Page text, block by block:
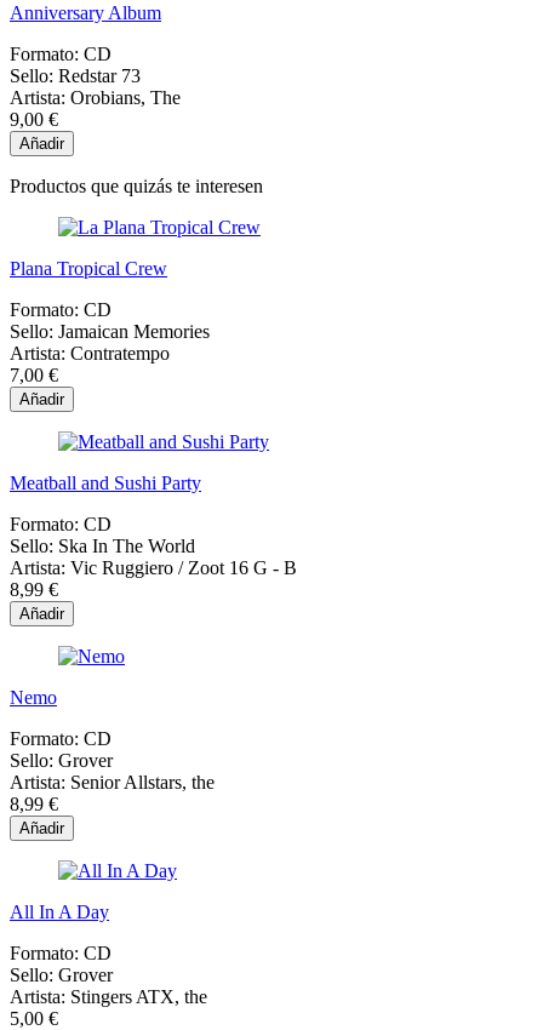
Anniversary Album
Formato: CD
Sello: Redstar 73
Artista: Orobians, The
9,00 €
Añadir
Productos que quizás te interesen
Plana Tropical Crew
Formato: CD
Sello: Jamaican Memories
Artista: Contratempo
7,00 €
Añadir
Meatball and Sushi Party
Formato: CD
Sello: Ska In The World
Artista: Vic Ruggiero / Zoot 16 G - B
8,99 €
Añadir
Nemo
Formato: CD
Sello: Grover
Artista: Senior Allstars, the
8,99 €
Añadir
All In A Day
Formato: CD
Sello: Grover
Artista: Stingers ATX, the
5,00 €